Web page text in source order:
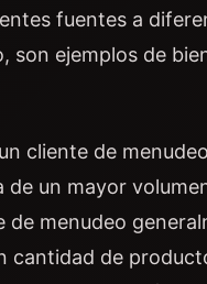
fuentes a
ejemplos de
cliente de
un mayor
menudeo
cantidad de